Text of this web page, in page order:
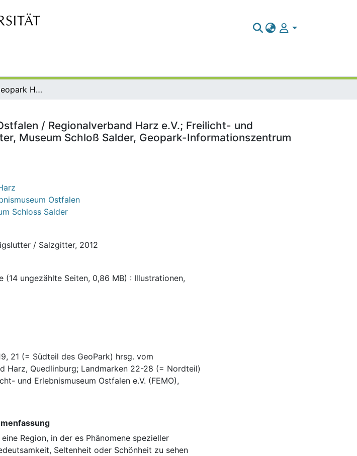
Hohe Linde : Geopark Harz, Braunschweiger Land, Ostfalen / Regionalverband Harz e.V.; Freilicht- und Erlebnismuseum Ostfalen e.V. (FEMO); Stadt Salzgitter, Museum Schloß Salder, Geopark-Informationszentrum Salzgitter
/ Regionalverband Harz e.V.; Freilicht- und
Museum Schloß Salder, Geopark-Informationszentrum
Ostfalen
Schloss Salder
/ Salzgitter, 2012
(14 ungezählte Seiten, 0,86 MB) : Illustrationen,
21 (= Südteil des GeoPark) hrsg. vom
Harz, Quedlinburg; Landmarken 22-28 (= Nordteil)
und Erlebnismuseum Ostfalen e.V. (FEMO),
Region, in der es Phänomene spezieller
Seltenheit oder Schönheit zu sehen